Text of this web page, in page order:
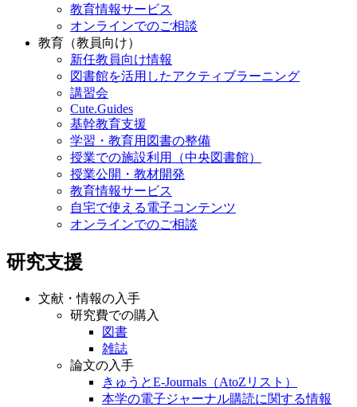
教育情報サービス
オンラインでのご相談
教育（教員向け）
新任教員向け情報
図書館を活用したアクティブラーニング
講習会
Cute.Guides
基幹教育支援
学習・教育用図書の整備
授業での施設利用（中央図書館）
授業公開・教材開発
教育情報サービス
自宅で使える電子コンテンツ
オンラインでのご相談
研究支援
文献・情報の入手
研究費での購入
図書
雑誌
論文の入手
きゅうとE-Journals（AtoZリスト）
本学の電子ジャーナル購読に関する情報